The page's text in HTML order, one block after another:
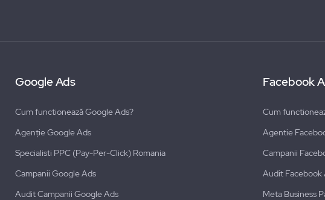
Google Ads
Cum functionează Google Ads?
Agenție Google Ads
Specialisti PPC (Pay-Per-Click) Romania
Campanii Google Ads
Audit Campanii Google Ads
Facebook
Cum
Agentie
Campanii
Audit Facebook
Meta Business